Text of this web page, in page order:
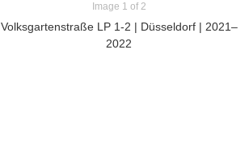
Image 1 of 2
Volksgartenstraße LP 1-2 | Düsseldorf | 2021–
2022